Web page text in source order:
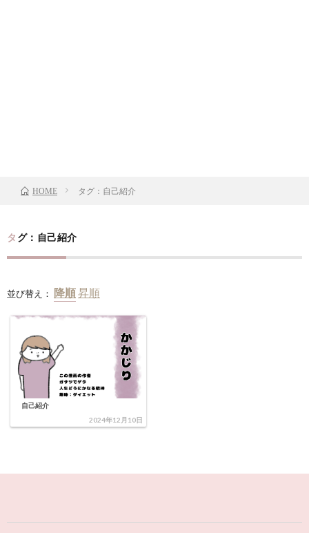
HOME タグ：自己紹介
タグ：自己紹介
並び替え：
自己紹介
2024年12月10日